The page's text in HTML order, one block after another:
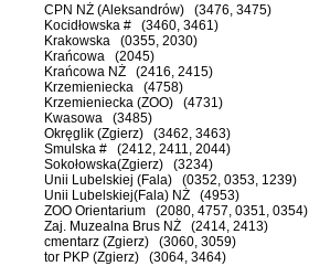
CPN NŻ (Aleksandrów) (3476, 3475)
Kocidłowska # (3460, 3461)
Krakowska (0355, 2030)
Krańcowa (2045)
Krańcowa NŻ (2416, 2415)
Krzemieniecka (4758)
Krzemieniecka (ZOO) (4731)
Kwasowa (3485)
Okręglik (Zgierz) (3462, 3463)
Smulska # (2412, 2411, 2044)
Sokołowska(Zgierz) (3234)
Unii Lubelskiej (Fala) (0352, 0353, 1239)
Unii Lubelskiej(Fala) NŻ (4953)
ZOO Orientarium (2080, 4757, 0351, 0354)
Zaj. Muzealna Brus NŻ (2414, 2413)
cmentarz (Zgierz) (3060, 3059)
tor PKP (Zgierz) (3064, 3464)